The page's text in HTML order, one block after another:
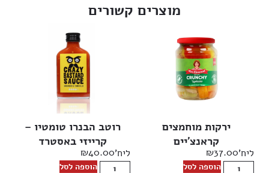
מוצרים קשורים
ירקות מוחמצים
קראנצ’יים
ליח' ₪37.00
הוספה לסל
רוטב הבנרו טומטיו –
קרייזי באסטרד
ליח' ₪40.00
הוספה לסל